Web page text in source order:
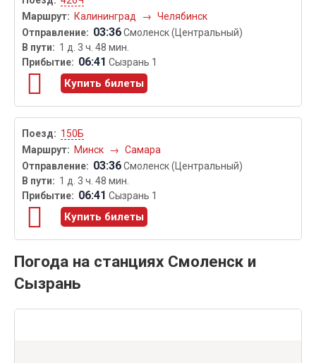
Калининград
→ Челябинск
03:36Смоленск (Центральный)
1 д. 3 ч. 48 мин.
06:41 Сызрань 1
Купить билеты
150Б
Минск
→ Самара
03:36Смоленск (Центральный)
1 д. 3 ч. 48 мин.
06:41 Сызрань 1
Купить билеты
Погода на станциях Смоленск и
Сызрань